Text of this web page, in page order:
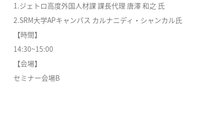
1.ジェトロ高度外国人材課 課長代理 唐澤 和之 氏
2.SRM大学APキャンパス カルナニディ・シャンカル氏
【時間】
14:30~15:00
【会場】
セミナー会場B